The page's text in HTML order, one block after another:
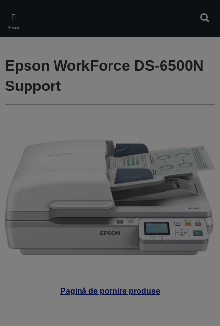
main
content
Meniu
Pagină de pornire produse
Epson WorkForce DS-6500N
Support